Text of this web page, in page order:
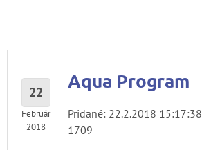
22
Február
2018
Aqua Program
Pridané: 22.2.2018 15:17:38
1709